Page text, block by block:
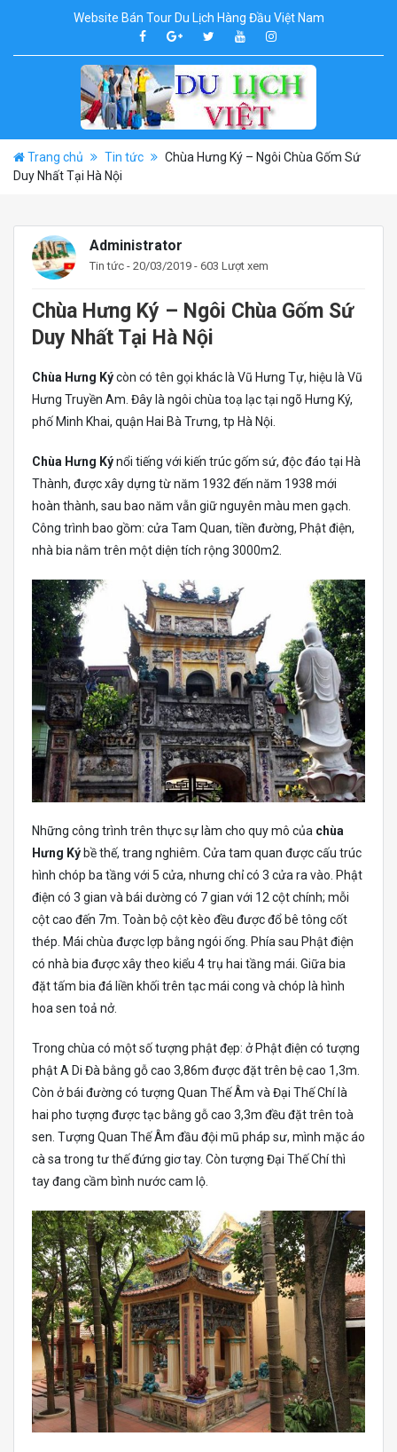
Website Bán Tour Du Lịch Hàng Đầu Việt Nam
Trang chủ Tin tức
Chùa Hưng Ký – Ngôi Chùa Gốm Sứ
Duy Nhất Tại Hà Nội
Administrator
Tin tức - 20/03/2019 - 603 Lượt xem
Chùa Hưng Ký – Ngôi Chùa Gốm Sứ
Duy Nhất Tại Hà Nội
Chùa Hưng Kýcòn có tên gọi khác là Vũ Hưng Tự, hiệu là Vũ
Hưng Truyền Am. Đây là ngôi chùa toạ lạc tại ngõ Hưng Ký,
phố Minh Khai, quận Hai Bà Trưng, tp Hà Nội.
Chùa Hưng Kýnổi tiếng với kiến trúc gốm sứ, độc đáo tại Hà
Thành, được xây dựng từ năm 1932 đến năm 1938 mới
hoàn thành, sau bao năm vẫn giữ nguyên màu men gạch.
Công trình bao gồm: cửa Tam Quan, tiền đường, Phật điện,
nhà bia nằm trên một diện tích rộng 3000m2.
Những công trình trên thực sự làm cho quy mô của chùa
Hưng Ký bề thế, trang nghiêm. Cửa tam quan được cấu trúc
hình chóp ba tầng với 5 cửa, nhưng chỉ có 3 cửa ra vào. Phật
điện có 3 gian và bái dường có 7 gian với 12 cột chính; mỗi
cột cao đến 7m. Toàn bộ cột kèo đều được đổ bê tông cốt
thép. Mái chùa được lợp bằng ngói ống. Phía sau Phật điện
có nhà bia được xây theo kiểu 4 trụ hai tầng mái. Giữa bia
đặt tấm bia đá liền khối trên tạc mái cong và chóp là hình
hoa sen toả nở.
Trong chùa có một số tượng phật đẹp: ở Phật điện có tượng
phật A Di Đà bằng gỗ cao 3,86m được đặt trên bệ cao 1,3m.
Còn ở bái đường có tượng Quan Thế Âm và Đại Thế Chí là
hai pho tượng được tạc bằng gỗ cao 3,3m đều đặt trên toà
sen. Tượng Quan Thế Âm đầu đội mũ pháp sư, mình mặc áo
cà sa trong tư thế đứng giơ tay. Còn tượng Đại Thế Chí thì
tay đang cầm bình nước cam lộ.